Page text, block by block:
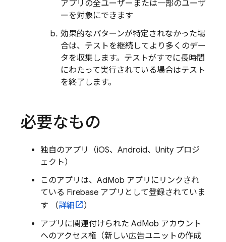
アプリの全ユーザーまたは一部のユーザ
ーを対象にできます
効果的なパターンが特定されなかった場
合は、テストを継続してより多くのデー
タを収集します。テストがすでに長時間
にわたって実行されている場合はテスト
を終了します。
必要なもの
独自のアプリ（iOS、Android、Unity プロジ
ェクト）
このアプリは、 AdMob アプリにリンクされ
ている Firebase アプリとして登録されていま
す （詳細
）
アプリに関連付けられた AdMob アカウント
へのアクセス権（新しい広告ユニットの作成